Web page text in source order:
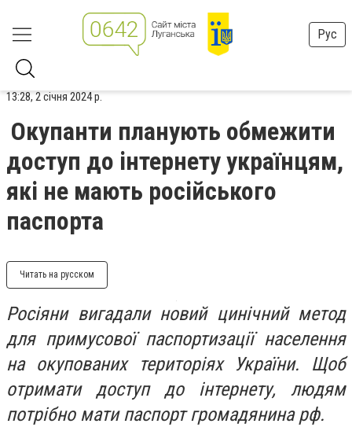
Рус
13:28, 2 січня 2024 р.
Окупанти планують обмежити
доступ до інтернету українцям,
які не мають російського
паспорта
Читать на русском
Росіяни вигадали новий цинічний метод
для примусової паспортизації населення
на окупованих територіях України. Щоб
отримати доступ до інтернету, людям
потрібно мати паспорт громадянина рф.